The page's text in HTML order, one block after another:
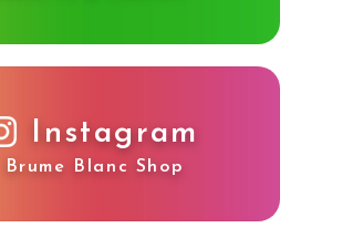
Instagram
Brume Blanc Shop